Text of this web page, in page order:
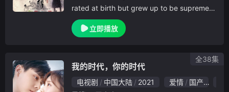
rated at birth but grew up to be supreme
martial artists. Raised
立即播放
我的时代，你的时代
电视剧 中国大陆 2021 爱情 国产
全38集